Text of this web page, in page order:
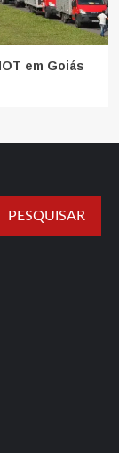
em Goiás